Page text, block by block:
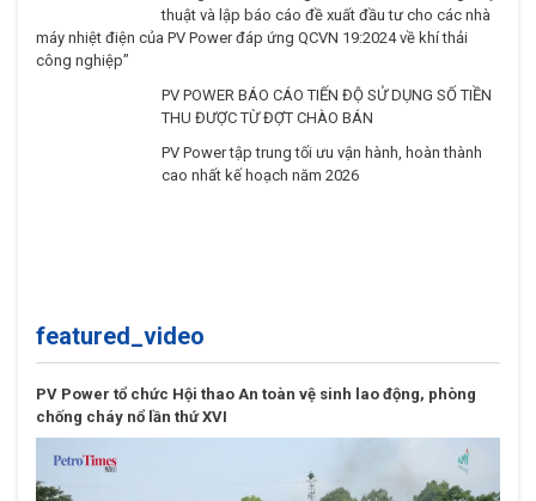
Thông báo mời thầu gói thầu “Tư vấn đánh giá kỹ
thuật và lập báo cáo đề xuất đầu tư cho các nhà
máy nhiệt điện của PV Power đáp ứng QCVN
19:2024 về khí thải công nghiệp”
PV POWER BÁO CÁO TIẾN ĐỘ SỬ DỤNG SỐ TIỀN
featured_video
PV Power tổ chức Hội thao An toàn vệ sinh lao động, phòng
chống cháy nổ lần thứ XVI